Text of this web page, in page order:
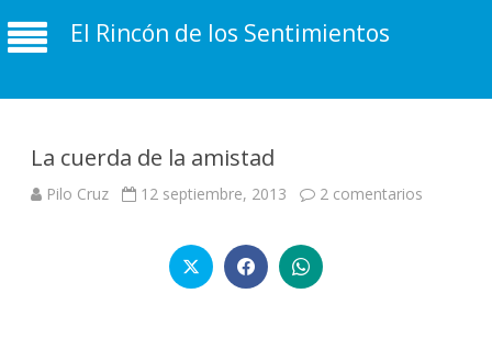
El Rincón de los Sentimientos
La cuerda de la amistad
Pilo Cruz 12 septiembre, 2013 2 comentarios